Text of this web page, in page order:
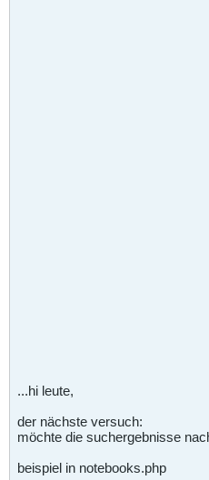
...hi leute,
der nächste versuch:
möchte die suchergebnisse
beispiel in notebooks.php